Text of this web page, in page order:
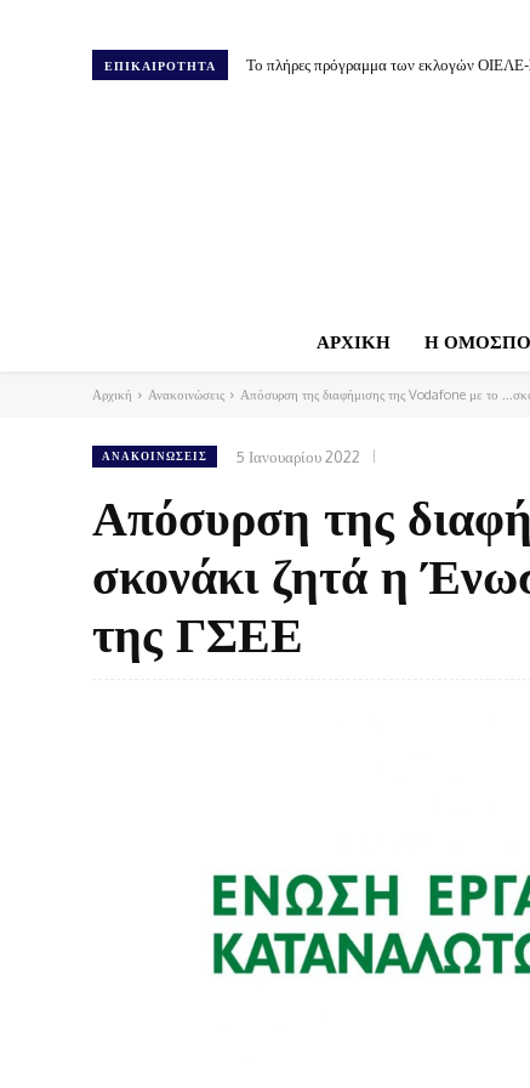
ΕΠΙΚΑΙΡΟΤΗΤΑ Το πλήρες πρόγραμμα των εκλογών
ΑΡΧΙΚΗ Η
Αρχική Ανακοινώσεις Απόσυρση της διαφήμισης της Vodafone με το
ΑΝΑΚΟΙΝΏΣΕΙΣ 5 Ιανουαρίου 2022
Απόσυρση της
σκονάκι ζητά η
της ΓΣΕΕ